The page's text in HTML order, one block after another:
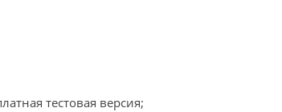
тестовая версия;